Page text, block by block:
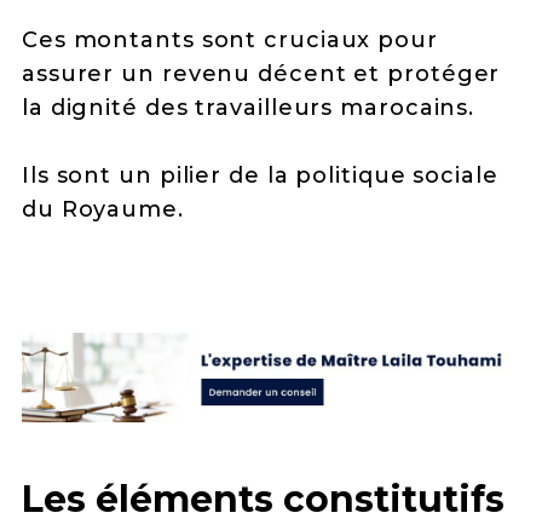
Ces montants sont cruciaux pour
assurer un revenu décent et protéger
la dignité des travailleurs marocains.
Ils sont un pilier de la politique sociale
du Royaume.
Les éléments constitutifs